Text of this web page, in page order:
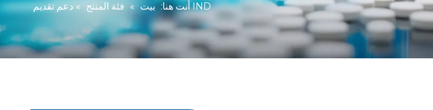
أنت هنا: بيت » فئة المنتج » دعم تقديم IND